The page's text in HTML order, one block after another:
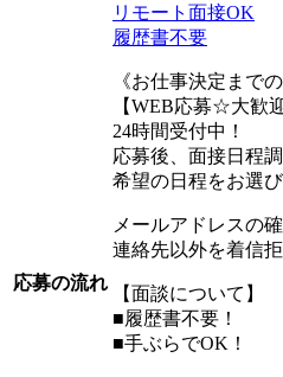
応募の流れ
リモート面接OK
履歴書不要
《お仕事決定まで
【WEB応募☆大歓迎
24時間受付中！
応募後、面接日程
希望の日程をお選
メールアドレスの
連絡先以外を着信
【面談について】
■履歴書不要！
■手ぶらでOK！